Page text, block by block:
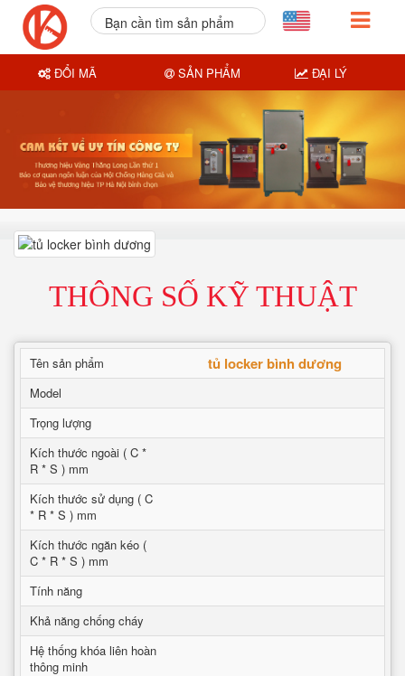
THÔNG SỐ KỸ THUẬT
Tên sản phẩm tủ locker bình dương
Model
Trọng lượng
Kích thước ngoài ( C *
R * S ) mm
Kích thước sử dụng ( C
* R * S ) mm
Kích thước ngăn kéo (
C * R * S ) mm
Tính năng
Khả năng chống cháy
Hệ thống khóa liên hoàn
thông minh
Bạn cần tìm sản phẩm
ĐỔI MÃ SẢN PHẨM ĐẠI LÝ